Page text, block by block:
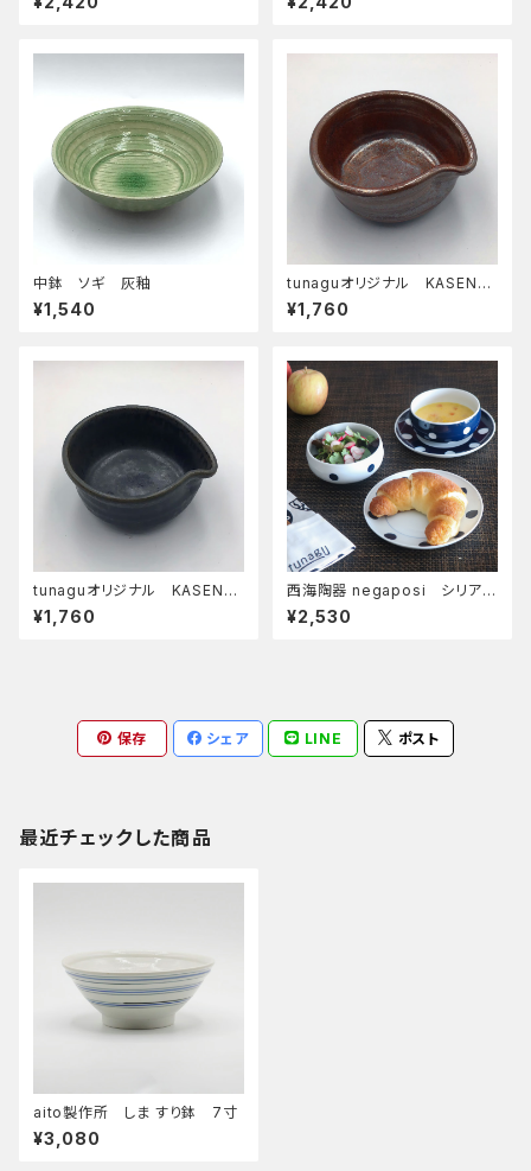
中鉢 ソギ 灰釉
¥1,540
tunaguオリジナル KASEN
まが玉 小鉢 鉄釉
¥1,760
tunaguオリジナル KASEN
まが玉 小鉢 クロ
¥1,760
西海陶器 negaposi シリアル
ボール nega
¥2,530
保存 シェア LINE ポスト
最近チェックした商品
aito製作所 しま すり鉢 7寸
¥3,080